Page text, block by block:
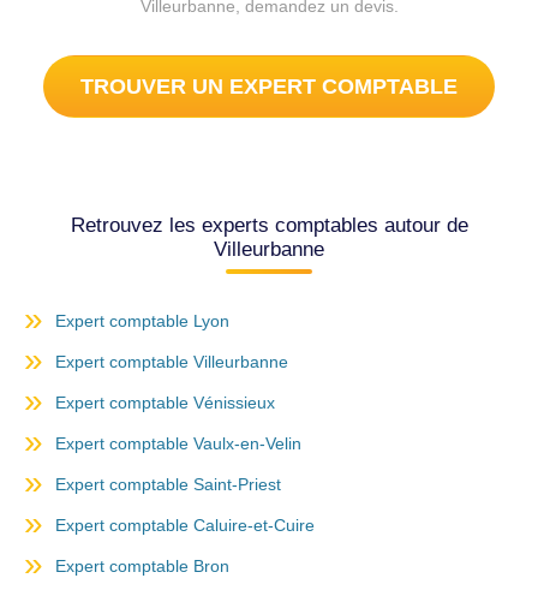
Villeurbanne, demandez un devis.
TROUVER UN EXPERT COMPTABLE
Retrouvez les experts comptables autour de
Villeurbanne
Expert comptable Lyon
Expert comptable Villeurbanne
Expert comptable Vénissieux
Expert comptable Vaulx-en-Velin
Expert comptable Saint-Priest
Expert comptable Caluire-et-Cuire
Expert comptable Bron